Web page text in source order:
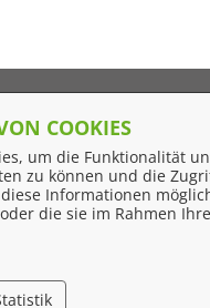
COOKIES
um die Funktionalität
zu können und die
Informationen
die sie im Rahmen